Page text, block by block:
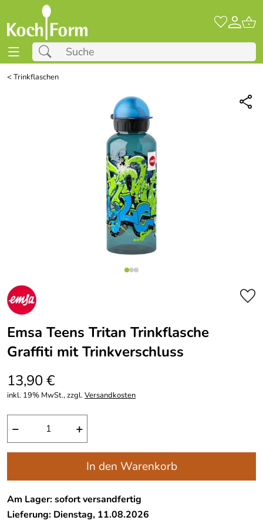
<Trinkflaschen
Emsa Teens Tritan Trinkflasche
Graffiti mit Trinkverschluss
13,90 €
inkl. 19% MwSt., zzgl.Versandkosten
− +
In den Warenkorb
Am Lager: sofort versandfertig
Lieferung: Dienstag, 11.08.2026